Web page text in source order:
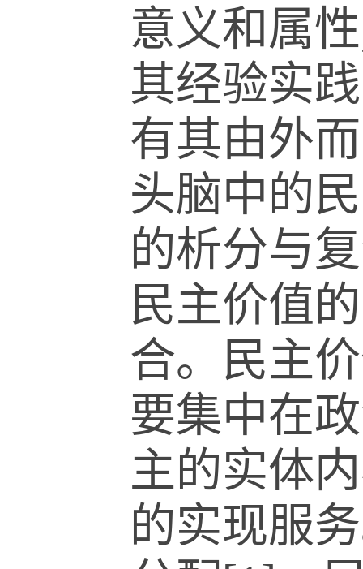
意义和属
其经验实
有其由外
头脑中的
的析分与
民主价值
合。民主
要集中在
主的实体
的实现服